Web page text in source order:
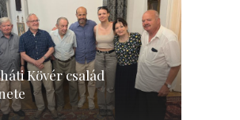
Kövér család